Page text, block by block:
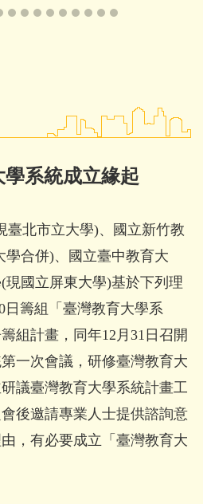
系統成立緣起
北市立大學)、國立新竹教
合併)、國立臺中教育大
(現國立屏東大學)基於下列理
日籌組「臺灣教育大學系
組計畫，同年12月31日召開
一次會議，研修臺灣教育大
議臺灣教育大學系統計畫工
後邀請專業人士提供諮詢意
，有必要成立「臺灣教育大